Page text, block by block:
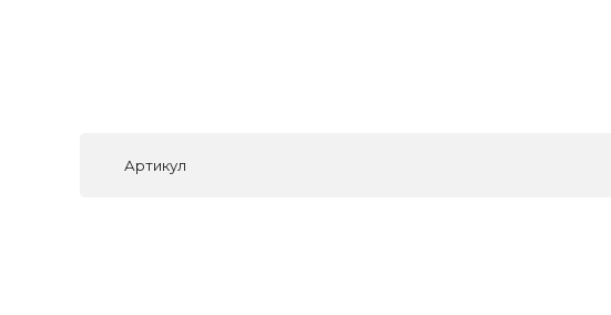
Артикул